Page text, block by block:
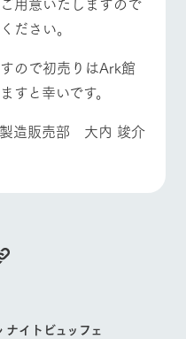
ださい。
ので初売りはArk館
すと幸いです。
製造販売部 大内 竣介
イトビュッフェ